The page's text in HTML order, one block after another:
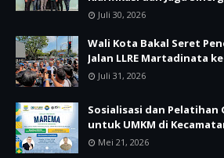
Juli 30, 2026
Wali Kota Bakal Seret
Jalan LLRE Martadinata
Juli 31, 2026
Sosialisasi dan Pelatihan
untuk UMKM di
Mei 21, 2026